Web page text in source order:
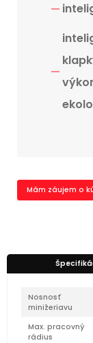
Mám záujem o
Nosnosť
minižeriavu
Max. pracovný
rádius